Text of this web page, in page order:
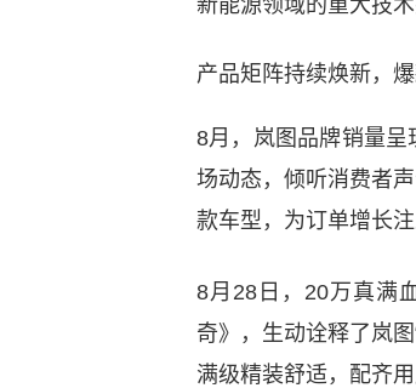
新能源领域的重大技
产品矩阵持续焕新，
8月，岚图品牌销量呈
场动态，倾听消费者
款车型，为订单增长
8月28日，20万真满
奇》，生动诠释了岚
满级精装舒适，配齐